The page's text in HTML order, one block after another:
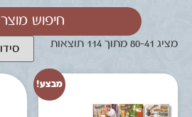
חיפוש מוצר
מציג 41–80 מתוך 114 תוצאות
מבצע!